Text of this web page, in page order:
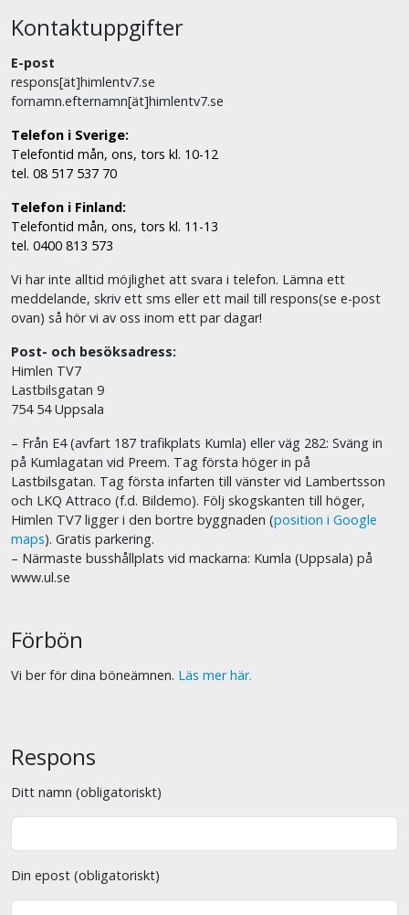
Kontaktuppgifter
E-post
respons[ät]himlentv7.se
fornamn.efternamn[ät]himlentv7.se
Telefon i Sverige:
Telefontid mån, ons, tors kl. 10-12
tel. 08 517 537 70
Telefon i Finland:
Telefontid mån, ons, tors kl. 11-13
tel. 0400 813 573
Vi har inte alltid möjlighet att svara i telefon. Lämna ett
meddelande, skriv ett sms eller ett mail till respons(se e-post
ovan) så hör vi av oss inom ett par dagar!
Post- och besöksadress:
Himlen TV7
Lastbilsgatan 9
754 54 Uppsala
– Från E4 (avfart 187 trafikplats Kumla) eller väg 282: Sväng in
på Kumlagatan vid Preem. Tag första höger in på
Lastbilsgatan. Tag första infarten till vänster vid Lambertsson
och LKQ Attraco (f.d. Bildemo). Följ skogskanten till höger,
Himlen TV7 ligger i den bortre byggnaden (position i Google
maps). Gratis parkering.
– Närmaste busshållplats vid mackarna: Kumla (Uppsala) på
www.ul.se
Förbön
Vi ber för dina böneämnen. Läs mer här.
Respons
Ditt namn (obligatoriskt)
Din epost (obligatoriskt)